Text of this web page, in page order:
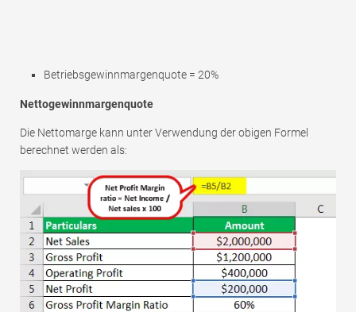
Betriebsgewinnmargenquote = 20%
Nettogewinnmargenquote
Die Nettomarge kann unter Verwendung der obigen Formel
berechnet werden als: